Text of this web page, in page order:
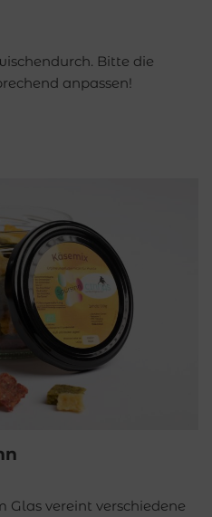
Bitte die
anpassen!
Glas vereint verschiedene